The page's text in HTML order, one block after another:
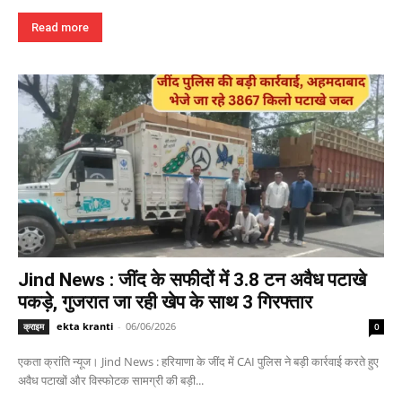
Read more
Jind News : जींद के सफीदों में 3.8 टन अवैध पटाखे
पकड़े, गुजरात जा रही खेप के साथ 3 गिरफ्तार
क्राइम ekta kranti - 06/06/2026 0
एकता क्रांति न्यूज। Jind News : हरियाणा के जींद में CAI पुलिस ने बड़ी कार्रवाई करते हुए
अवैध पटाखों और विस्फोटक सामग्री की बड़ी...